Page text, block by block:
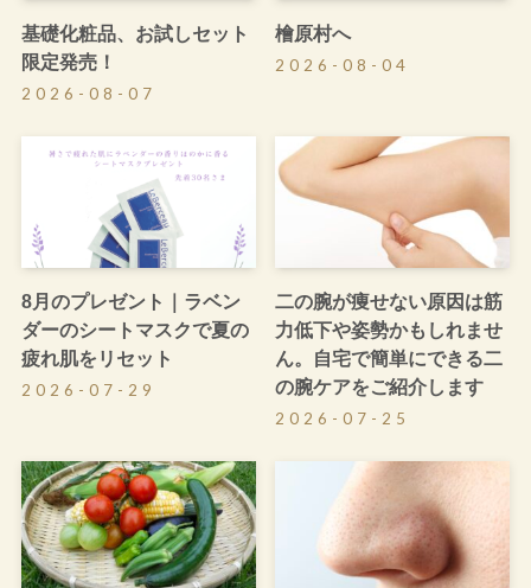
基礎化粧品、お試しセット
限定発売！
2026-08-07
檜原村へ
2026-08-04
8月のプレゼント｜ラベン
ダーのシートマスクで夏の
疲れ肌をリセット
2026-07-29
二の腕が痩せない原因は筋
力低下や姿勢かもしれませ
ん。自宅で簡単にできる二
の腕ケアをご紹介します
2026-07-25